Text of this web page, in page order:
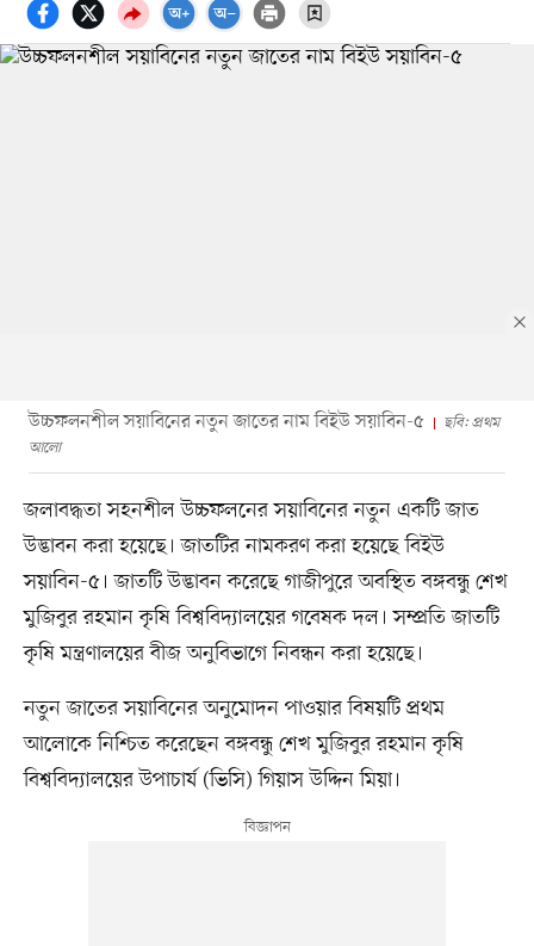
উচ্চফলনশীল সয়াবিনের নতুন জাতের নাম বিইউ সয়াবিন-৫
ছবি: প্রথম
আলো
জলাবদ্ধতা সহনশীল উচ্চফলনের সয়াবিনের নতুন একটি জাত
উদ্ভাবন করা হয়েছে। জাতটির নামকরণ করা হয়েছে বিইউ
সয়াবিন-৫। জাতটি উদ্ভাবন করেছে গাজীপুরে অবস্থিত বঙ্গবন্ধু শেখ
মুজিবুর রহমান কৃষি বিশ্ববিদ্যালয়ের গবেষক দল। সম্প্রতি জাতটি
কৃষি মন্ত্রণালয়ের বীজ অনুবিভাগে নিবন্ধন করা হয়েছে।
নতুন জাতের সয়াবিনের অনুমোদন পাওয়ার বিষয়টি প্রথম
আলোকে নিশ্চিত করেছেন বঙ্গবন্ধু শেখ মুজিবুর রহমান কৃষি
বিশ্ববিদ্যালয়ের উপাচার্য (ভিসি) গিয়াস উদ্দিন মিয়া।